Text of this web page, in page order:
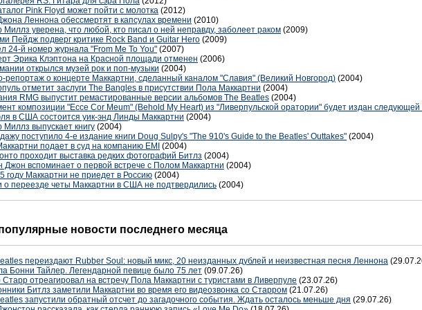
Pink Floyd может пойти с молотка (2012)
Леннона обессмертят в капсулах времени (2010)
Миллз уверена, что любой, кто писал о ней неправду, заболеет раком (2009)
Пейдж подверг критике Rock Band и Guitar Hero (2009)
24-й номер журнала "From Me To You" (2007)
Эрика Клэптона на Красной площади отменен (2006)
открылся музей рок и поп-музыки (2004)
репортаж о концерте Маккартни, сделанный каналом "Славия" (Великий Новгород) (2004)
отметит заслуги The Bangles в присутствии Пола Маккартни (2004)
RMG выпустит ремастированные версии альбомов The Beatles (2004)
композиции "Ecce Cor Meum" (Behold My Heart) из "Ливерпульской оратории" будет издан следующей
в США состоится уик-энд Линды Маккартни (2004)
Миллз выпускает книгу (2004)
поступило 4-е издание книги Doug Sulpy's "The 910's Guide to the Beatles' Outtakes" (2004)
подает в суд на компанию EMI (2004)
проходит выставка редких фотографий Битлз (2004)
Джон вспоминает о первой встрече с Полом Маккартни (2004)
году Маккартни не приедет в Россию (2004)
о переезде четы Маккартни в США не подтвердились (2004)
новости последнего месяца
переиздают Rubber Soul: новый микс, 20 неизданных дублей и неизвестная песня Леннона
Бонни Тайлер. Легендарной певице было 75 лет (09.07.26)
Старр отреагировал на встречу Пола Маккартни с туристами в Ливерпуле (23.07.26)
Битлз заметили Маккартни во время его видеозвонка со Старром (21.07.26)
запустили обратный отсчет до загадочного события. Ждать осталось меньше дня (29.07.26)